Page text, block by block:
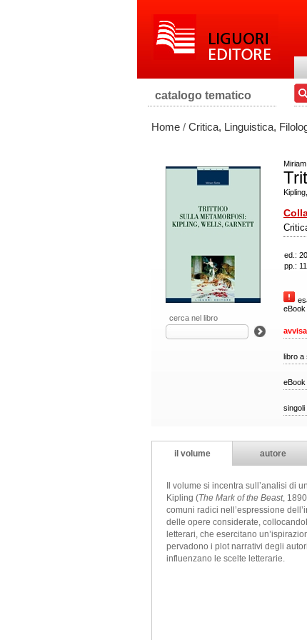
catalogo tematico
Home / Critica, Linguistica,
cerca nel libro
ed.:
pp.:
eBook
libro a
eBook
singoli
il volume autore
Il volume si incentra sull’analisi di
Kipling (The Mark of the Beast,
comuni radici nell’espressione
delle opere considerate,
letterari, che esercitano
pervadono i plot narrativi degli
influenzano le scelte letterarie.